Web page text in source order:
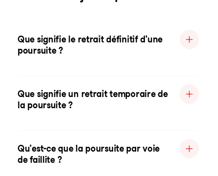
Que signifie le retrait définitif d'une
poursuite ?
Que signifie un retrait temporaire de
la poursuite ?
Qu'est-ce que la poursuite par voie
de faillite ?